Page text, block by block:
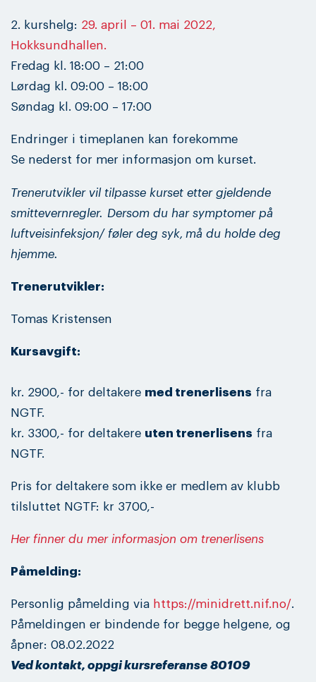
2. kurshelg: 29. april – 01. mai 2022,
Hokksundhallen.
Fredag kl. 18:00 – 21:00
Lørdag kl. 09:00 – 18:00
Søndag kl. 09:00 – 17:00
Endringer i timeplanen kan forekomme
Se nederst for mer informasjon om kurset.
Trenerutvikler vil tilpasse kurset etter gjeldende
smittevernregler. Dersom du har symptomer på
luftveisinfeksjon/ føler deg syk, må du holde deg
hjemme.
Trenerutvikler:
Tomas Kristensen
Kursavgift:
kr. 2900,- for deltakere med trenerlisens fra
NGTF.
kr. 3300,- for deltakere uten trenerlisens fra
NGTF.
Pris for deltakere som ikke er medlem av klubb
tilsluttet NGTF: kr 3700,-
Her finner du mer informasjon om trenerlisens
Påmelding:
Personlig påmelding via https://minidrett.nif.no/.
Påmeldingen er bindende for begge helgene, og
åpner: 08.02.2022
Ved kontakt, oppgi kursreferanse 80109